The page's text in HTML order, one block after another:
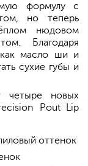
формулу с
но теперь
нюдовом
Благодаря
как масло ши и
сухие губы и
четыре новых
Pout Lip
оттенок